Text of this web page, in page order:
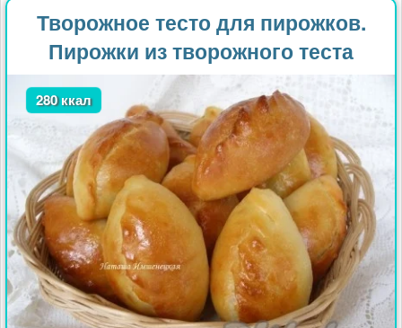
Творожное тесто для пирожков.
Пирожки из творожного теста
280 ккал